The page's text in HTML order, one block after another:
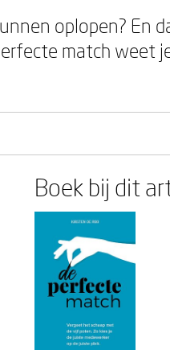
oplopen? En
match weet
Boek bij dit